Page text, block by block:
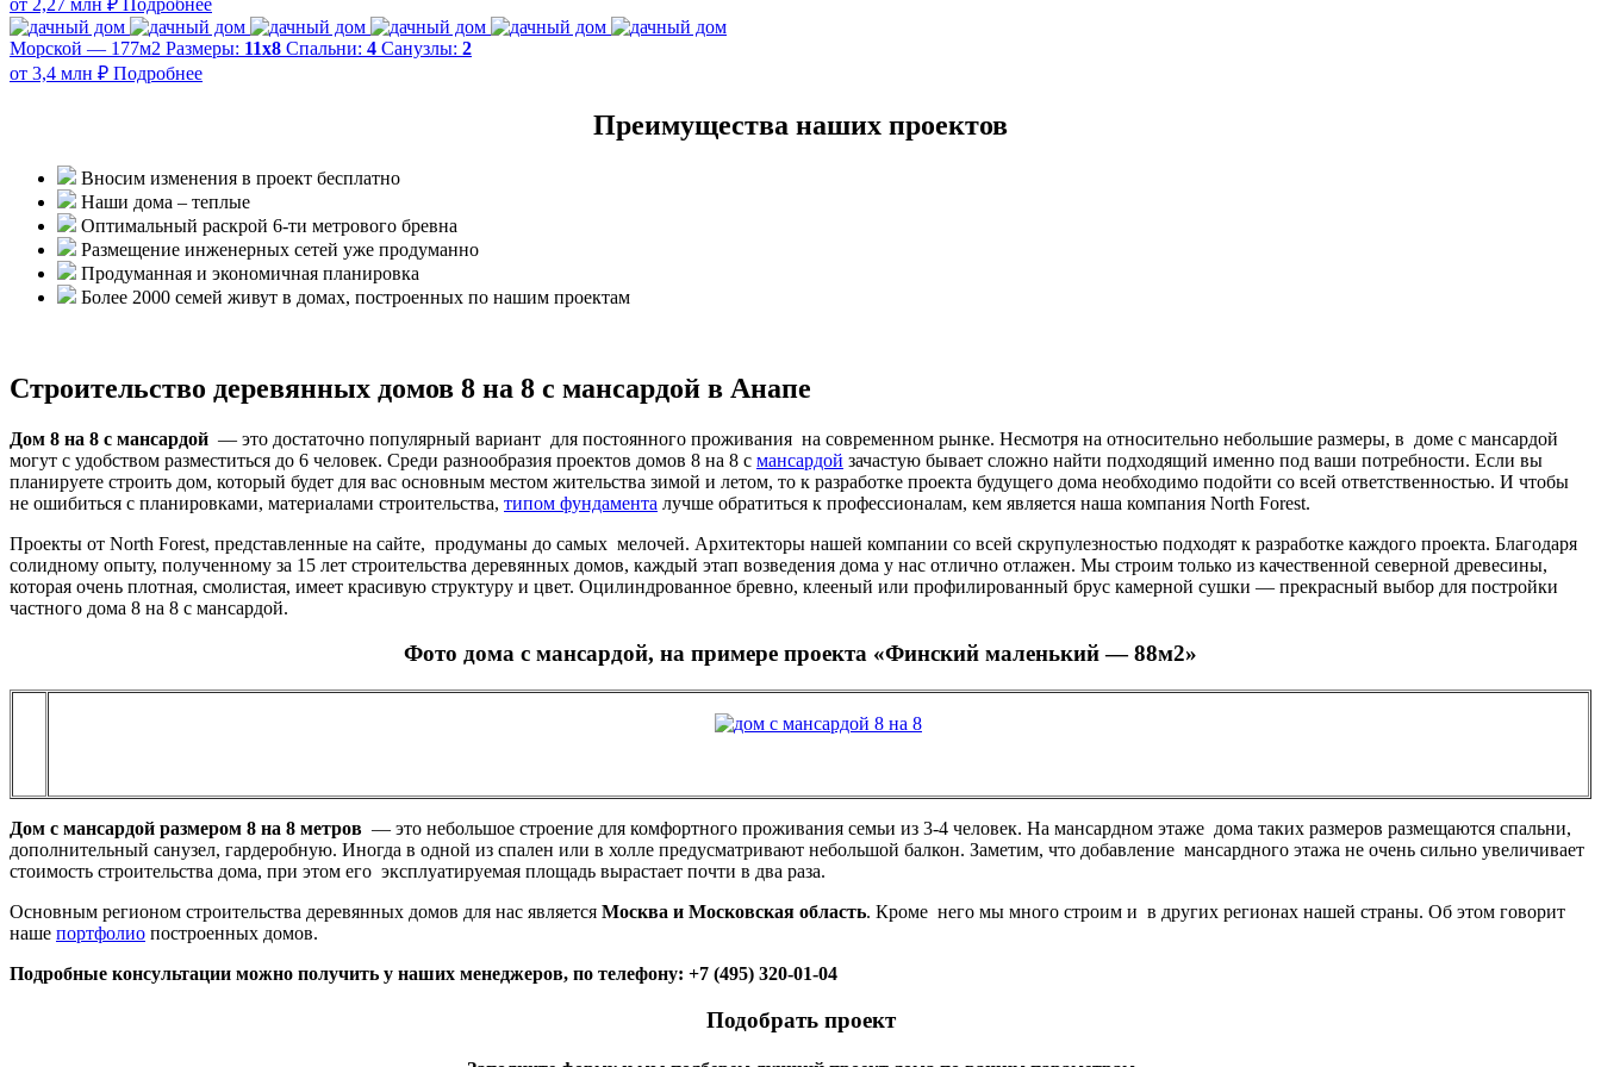
Морской — 177м2 Размеры: 11х8 Спальни: 4 Санузлы: 2
от 3,4 млн ₽ Подробнее
Преимущества наших проектов
Вносим изменения в проект бесплатно
Наши дома – теплые
Оптимальный раскрой 6-ти метрового бревна
Размещение инженерных сетей уже продуманно
Продуманная и экономичная планировка
Более 2000 семей живут в домах, построенных по нашим проектам
Строительство деревянных домов 8 на 8 с мансардой в Анапе
Дом 8 на 8 с мансардой — это достаточно популярный вариант для постоянного проживания на современном рынке. Несмотря на относительно небольшие размеры, в доме с мансардой
могут с удобством разместиться до 6 человек. Среди разнообразия проектов домов 8 на 8 с мансардой зачастую бывает сложно найти подходящий именно под ваши потребности. Если вы
планируете строить дом, который будет для вас основным местом жительства зимой и летом, то к разработке проекта будущего дома необходимо подойти со всей ответственностью. И чтобы
не ошибиться с планировками, материалами строительства, типом фундамента лучше обратиться к профессионалам, кем является наша компания North Forest.
Проекты от North Forest, представленные на сайте, продуманы до самых мелочей. Архитекторы нашей компании со всей скрупулезностью подходят к разработке каждого проекта. Благодаря
солидному опыту, полученному за 15 лет строительства деревянных домов, каждый этап возведения дома у нас отлично отлажен. Мы строим только из качественной северной древесины,
которая очень плотная, смолистая, имеет красивую структуру и цвет. Оцилиндрованное бревно, клееный или профилированный брус камерной сушки — прекрасный выбор для постройки
частного дома 8 на 8 с мансардой.
Фото дома с мансардой, на примере проекта «Финский маленький — 88м2»
Дом с мансардой размером 8 на 8 метров — это небольшое строение для комфортного проживания семьи из 3-4 человек. На мансардном этаже дома таких размеров размещаются спальни,
дополнительный санузел, гардеробную. Иногда в одной из спален или в холле предусматривают небольшой балкон. Заметим, что добавление мансардного этажа не очень сильно увеличивает
стоимость строительства дома, при этом его эксплуатируемая площадь вырастает почти в два раза.
Основным регионом строительства деревянных домов для нас является Москва и Московская область. Кроме него мы много строим и в других регионах нашей страны. Об этом говорит
наше портфолио построенных домов.
Подробные консультации можно получить у наших менеджеров, по телефону: +7 (495) 320-01-04
Подобрать проект